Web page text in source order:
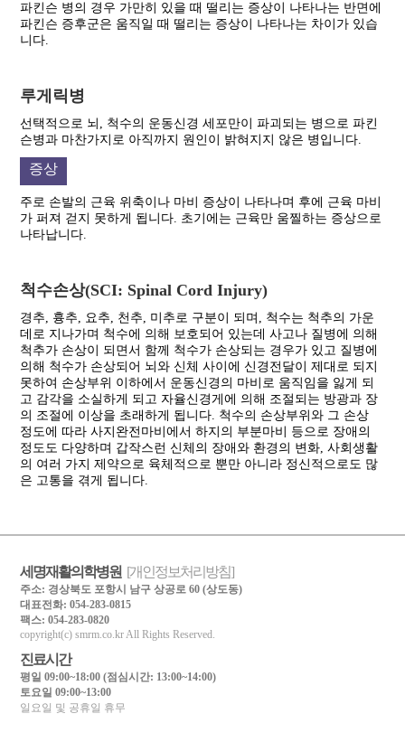
파킨슨 병의 경우 가만히 있을 때 떨리는 증상이 나타나는 반면에
파킨슨 증후군은 움직일 때 떨리는 증상이 나타나는 차이가 있습
니다.
루게릭병
선택적으로 뇌, 척수의 운동신경 세포만이 파괴되는 병으로 파킨
슨병과 마찬가지로 아직까지 원인이 밝혀지지 않은 병입니다.
증상
주로 손발의 근육 위축이나 마비 증상이 나타나며 후에 근육 마비
가 퍼져 걷지 못하게 됩니다. 초기에는 근육만 움찔하는 증상으로
나타납니다.
척수손상(SCI: Spinal Cord Injury)
경추, 흉추, 요추, 천추, 미추로 구분이 되며, 척수는 척추의 가운
데로 지나가며 척수에 의해 보호되어 있는데 사고나 질병에 의해
척추가 손상이 되면서 함께 척수가 손상되는 경우가 있고 질병에
의해 척수가 손상되어 뇌와 신체 사이에 신경전달이 제대로 되지
못하여 손상부위 이하에서 운동신경의 마비로 움직임을 잃게 되
고 감각을 소실하게 되고 자율신경게에 의해 조절되는 방광과 장
의 조절에 이상을 초래하게 됩니다. 척수의 손상부위와 그 손상
정도에 따라 사지완전마비에서 하지의 부분마비 등으로 장애의
정도도 다양하며 갑작스런 신체의 장애와 환경의 변화, 사회생활
의 여러 가지 제약으로 육체적으로 뿐만 아니라 정신적으로도 많
은 고통을 겪게 됩니다.
세명재활의학병원 [개인정보처리방침]
주소: 경상북도 포항시 남구 상공로 60 (상도동)
대표전화: 054-283-0815
팩스: 054-283-0820
copyright(c) smrm.co.kr All Rights Reserved.
진료시간
평일 09:00~18:00 (점심시간: 13:00~14:00)
토요일 09:00~13:00
일요일 및 공휴일 휴무